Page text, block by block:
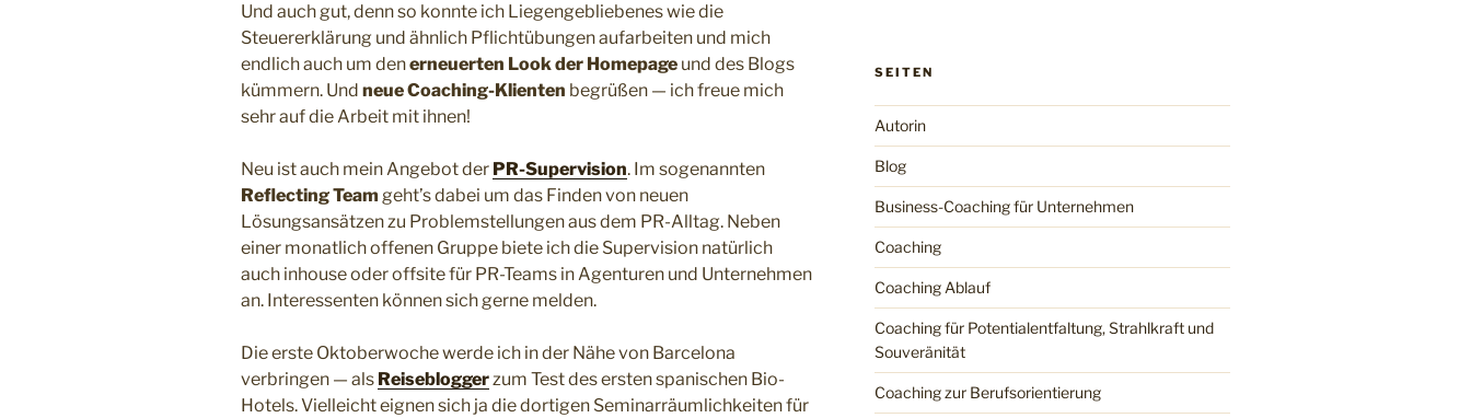
Und auch gut, denn so konnte ich Liegengebliebenes wie die
Steuererklärung und ähnlich Pflichtübungen aufarbeiten und mich
endlich auch um denerneuerten Look der Homepage und des Blogs
kümmern. Und neue Coaching-Klienten begrüßen — ich freue mich
sehr auf die Arbeit mit ihnen!
Neu ist auch mein Angebot der PR-Supervision. Im sogenannten
Reflecting Team geht’s dabei um das Finden von neuen
Lösungsansätzen zu Problemstellungen aus dem PR-Alltag. Neben
einer monatlich offenen Gruppe biete ich die Supervision natürlich
auch inhouse oder offsite für PR-Teams in Agenturen und Unternehmen
an. Interessenten können sich gerne melden.
Die erste Oktoberwoche werde ich in der Nähe von Barcelona
verbringen — als Reisebloggerzum Test des ersten spanischen Bio-
Hotels. Vielleicht eignen sich ja die dortigen Seminarräumlichkeiten für
SEITEN
Autorin
Blog
Business-Coaching für Unternehmen
Coaching
Coaching Ablauf
Coaching für Potentialentfaltung, Strahlkraft und
Souveränität
Coaching zur Berufsorientierung